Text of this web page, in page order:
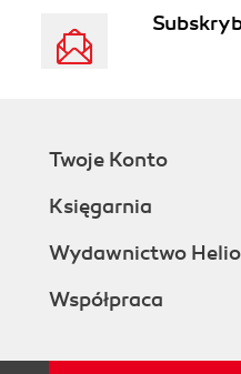
Twoje Konto
Księgarnia
Wydawnictwo
Współpraca